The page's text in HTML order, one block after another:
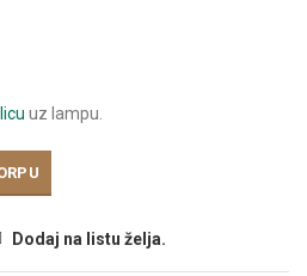
uz lampu.
Dodaj na listu želja.